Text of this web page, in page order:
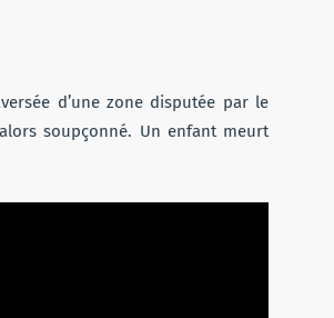
d’une zone disputée par le
soupçonné. Un enfant meurt